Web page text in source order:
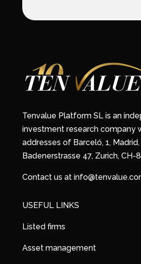
Tenvalue Platform SL is an
investment research company
addresses of Barceló, 1,
Badenerstrasse 47, Zurich, CH-
Contact us at
USEFUL LINKS
Listed firms
Asset management